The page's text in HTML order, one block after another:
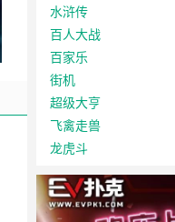
水浒传
百人大战
百家乐
街机
超级大亨
飞禽走兽
龙虎斗